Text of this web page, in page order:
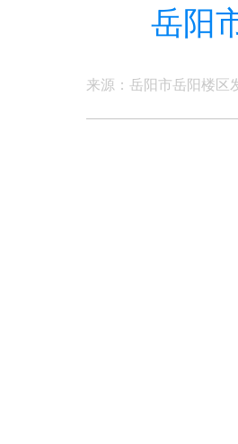
岳阳
来源：岳阳市岳阳楼区